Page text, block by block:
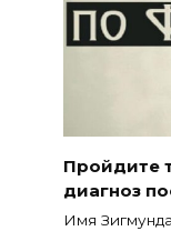
Пройдите
диагноз
Имя